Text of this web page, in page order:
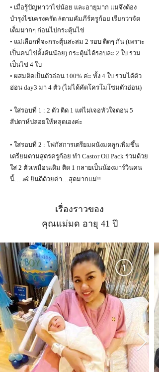
• เมื่อรู้ปัญหาว่าไข่น้อย และอายุมาก แม่จึงต้อง
บำรุงไข่เคร่งครัด #ตามคัมภีร์ครูก้อย เรียกว่าจัด
เต็มมากๆ ก่อนไปกระตุ้นไข่
• แม่เลือกที่จะกระตุ้นสะสม 2 รอบ ติดๆ กัน (เพราะ
เป็นคนไข่ตั้งต้นน้อย) กระตุ้นได้รอบละ 2 ใบ รวม
เป็นไข่ 4 ใบ
• ผสมติดเป็นตัวอ่อน 100% ค่ะ ทั้ง 4 ใบ รวมได้ตัว
อ่อน day3 มา 4 ตัว (ไม่ได้คัดโครโมโซมตัวอ่อน)
• ใส่รอบที่ 1 : 2 ตัว ติด 1 แต่ไม่เจอหัวใจตอน 5
สัปดาห์ปล่อยให้หลุดเองค่ะ
• ใส่รอบที่ 2 : โฟกัสการเตรียมผนังมดลูกเพิ่มขึ้น
เตรียมตามสูตรครูก้อย ทำ Castor Oil Pack ร่วมด้วย
ใส่ 2 ตัวเหมือนเดิม ติด 1 กลายเป็นน้องมาร์วินคน
นี้… 👶 ยินดีด้วยค่า…สุดมากแม่!!
เรื่องราวของ
คุณแม่มด อายุ 41 ปี